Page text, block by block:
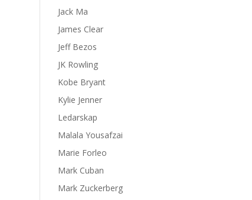
Jack Ma
James Clear
Jeff Bezos
JK Rowling
Kobe Bryant
Kylie Jenner
Ledarskap
Malala Yousafzai
Marie Forleo
Mark Cuban
Mark Zuckerberg